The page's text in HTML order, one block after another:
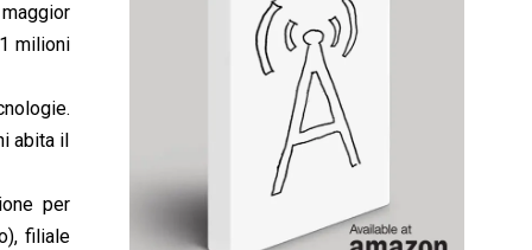
milioni
abita il
per
filiale